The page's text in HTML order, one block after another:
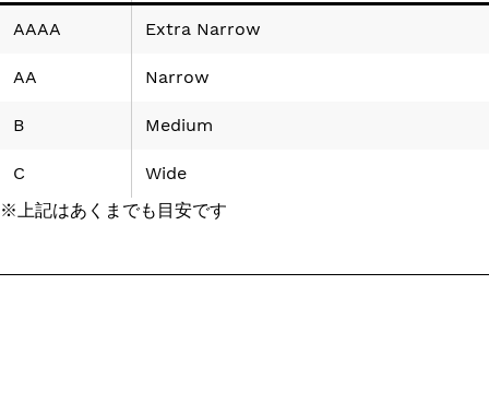
AAAA Extra Narrow
AA Narrow
B Medium
C
Wide
※上記はあくまでも目安です